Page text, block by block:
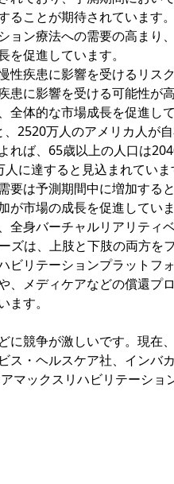
ることが期待されています
ョン療法への需要の高まり
促進しています。
性疾患に影響を受けるリス
患に影響を受ける可能性が
体的な市場成長を促進して
2520万人のアメリカ人が
れば、65歳以上の人口は
に達すると見込まれてい
は予測期間中に増加すると
が市場の成長を促進して
全身バーチャルリアリティ
ズは、上肢と下肢の両方を
リテーションプラットフォ
、メディケアなどの償還プ
す。
に競争が激しいです。現在
ス・ヘルスケア社、インバ
マックスリハビリテーシ